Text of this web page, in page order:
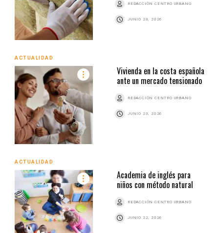
REDACCIÓN CENTRO URBANO
JUNIO 23, 2026
ACTUALIDAD
Vivienda en la costa española
ante un mercado tensionado
REDACCIÓN CENTRO URBANO
JUNIO 23, 2026
ACTUALIDAD
Academia de inglés para
niños con método natural
REDACCIÓN CENTRO URBANO
JUNIO 22, 2026